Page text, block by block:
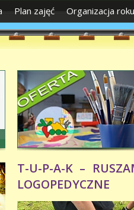
Plan zajęć Organizacja roku
T-U-P-A-K –
LOGOPEDYCZNE